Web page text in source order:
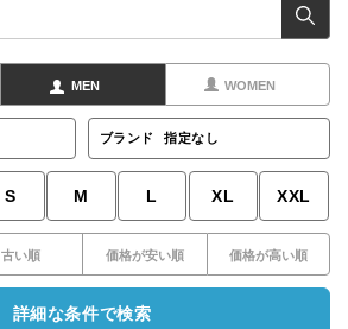
MEN WOMEN
ブランド 指定なし
S M L XL XXL
古い順 価格が安い順 価格が高い順
詳細な条件で検索